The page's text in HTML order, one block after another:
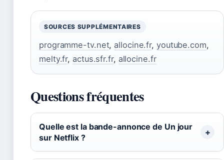
SOURCES SUPPLÉMENTAIRES
programme-tv.net, allocine.fr, youtube.com,
melty.fr, actus.sfr.fr, allocine.fr
Questions fréquentes
Quelle est la bande-annonce de Un jour
sur Netflix ?